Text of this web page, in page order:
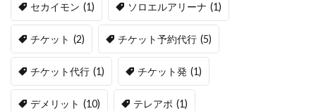
セカイモン (1) ソロエルアリーナ (1)
チケット (2) チケット予約代行 (5)
チケット代行 (1) チケット発 (1)
デメリット (10) テレアポ (1)